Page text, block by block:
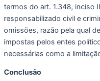
termos do art. 1.348, inciso
responsabilizado civil e
omissões, razão pela qual
impostas pelos entes
necessárias como a
Conclusão